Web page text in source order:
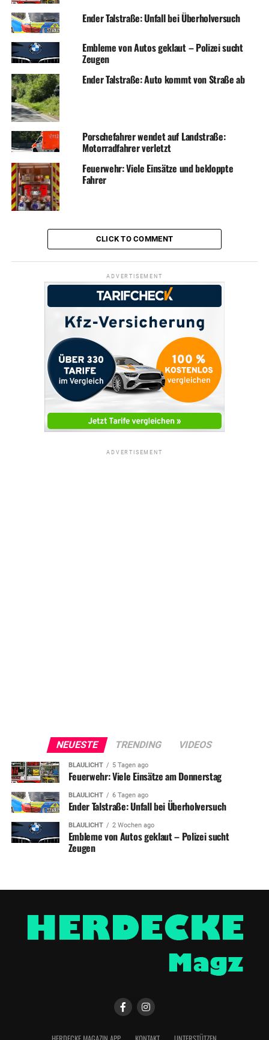
Ender Talstraße: Unfall bei Überholversuch
Embleme von Autos geklaut – Polizei sucht
Zeugen
Ender Talstraße: Auto kommt von Straße ab
Porschefahrer wendet auf Landstraße:
Motorradfahrer verletzt
Feuerwehr: Viele Einsätze und bekloppte
Fahrer
CLICK TO COMMENT
ADVERTISEMENT
ADVERTISEMENT
NEUESTE TRENDING VIDEOS
BLAULICHT 5 Tagen ago
Feuerwehr: Viele Einsätze am Donnerstag
BLAULICHT 6 Tagen ago
Ender Talstraße: Unfall bei Überholversuch
BLAULICHT 2 Wochen ago
Embleme von Autos geklaut – Polizei sucht
Zeugen